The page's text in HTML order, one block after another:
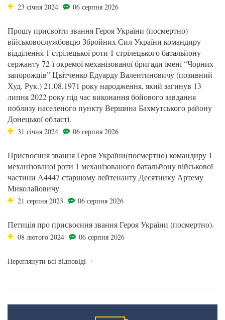
23 січня 2024 06 серпня 2026
Прошу присвоїти звання Героя України (посмертно)
військовослужбовцю Збройних Сил України командиру
відділення 1 стрілецької роти 1 стрілецького батальйону
сержанту 72-ї окремої механізованої бригади імені “Чорних
запорожців” Цвітченко Едуарду Валентиновичу (позивний
Худ. Рук.) 21.08.1971 року народження, який загинув 13
липня 2022 року під час виконання бойового завдання
поблизу населеного пункту Вершина Бахмутського району
Донецької області.
31 січня 2024 06 серпня 2026
Присвоєння звання Героя України(посмертно) командиру 1
механізованоі роти 1 механізованого батальйону військової
частини А4447 старшому лейтенанту Десятнику Артему
Миколайовичу
21 серпня 2023 06 серпня 2026
Петиція про присвоєння звання Героя України (посмертно).
08 лютого 2024 06 серпня 2026
Переглянути всі відповіді